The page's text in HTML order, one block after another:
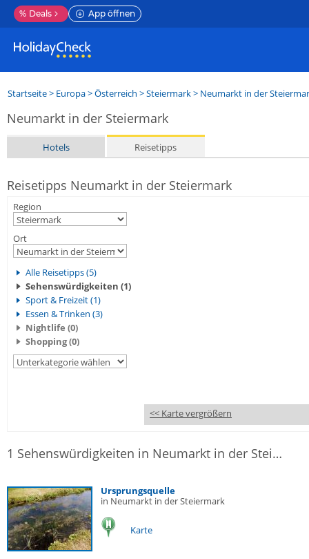
% Deals App öffnen
Startseite> Europa>Österreich >Steiermark> Neumarkt in der
Neumarkt in der Steiermark
Hotels Reisetipps
Reisetipps Neumarkt in der Steiermark
Region
Ort
Alle Reisetipps (5)
Sehenswürdigkeiten (1)
Sport & Freizeit (1)
Essen & Trinken (3)
Nightlife (0)
Shopping (0)
<< Karte vergrößern
1 Sehenswürdigkeiten in Neumarkt in der Steiermark
Ursprungsquelle
in Neumarkt in der Steiermark
Karte